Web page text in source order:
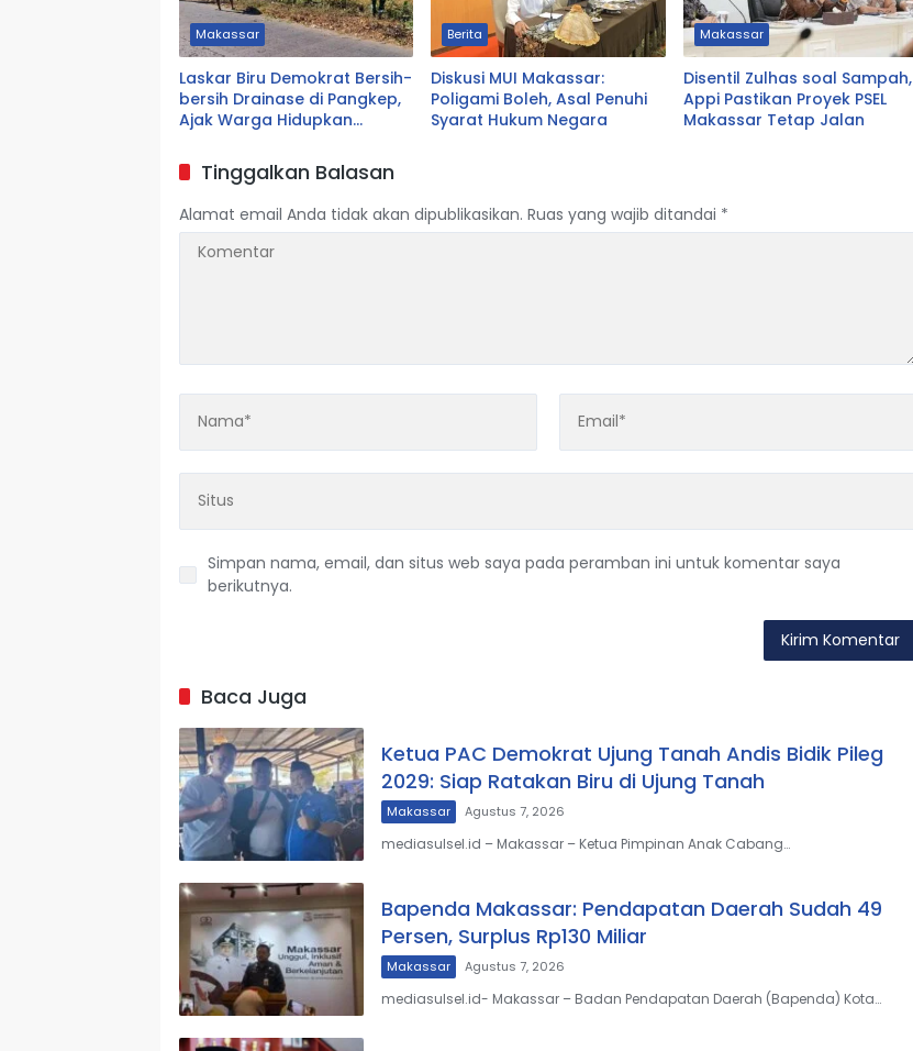
Makassar
Laskar Biru Demokrat Bersih-
bersih Drainase di Pangkep,
Ajak Warga Hidupkan
Berita
Diskusi MUI Makassar:
Poligami Boleh, Asal Penuhi
Syarat Hukum Negara
Makassar
Disentil Zulhas soal Sampah,
Appi Pastikan Proyek PSEL
Makassar Tetap Jalan
Tinggalkan Balasan
Alamat email Anda tidak akan dipublikasikan. Ruas yang wajib ditandai *
Simpan nama, email, dan situs web saya pada peramban ini untuk komentar saya
berikutnya.
Baca Juga
Ketua PAC Demokrat Ujung Tanah Andis Bidik Pileg
2029: Siap Ratakan Biru di Ujung Tanah
Makassar Agustus 7, 2026
mediasulsel.id – Makassar – Ketua Pimpinan Anak Cabang…
Bapenda Makassar: Pendapatan Daerah Sudah 49
Persen, Surplus Rp130 Miliar
Makassar Agustus 7, 2026
mediasulsel.id- Makassar – Badan Pendapatan Daerah (Bapenda) Kota…